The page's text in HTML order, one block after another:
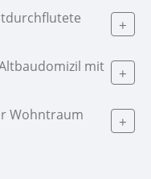
+
Altbaudomizil mit
+
Wohntraum
+